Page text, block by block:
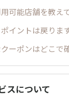
可能店舗を教え
イントは戻りま
ーポンはどこで
スについて